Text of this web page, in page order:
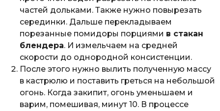
частей дольками. Также нужно повырезать
серединки. Дальше перекладываем
порезанные помидоры порциями в стакан
блендера. И измельчаем на средней
скорости до однородной консистенции.
После этого нужно вылить полученную массу
в кастрюлю и поставить греться на небольшой
огонь. Когда закипит, огонь уменьшаем и
варим, помешивая, минут 10. В процессе